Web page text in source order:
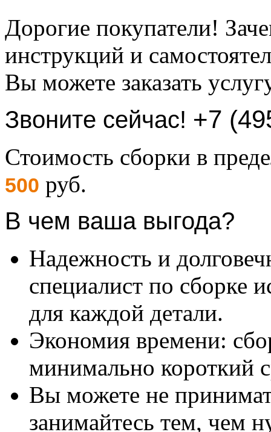
Дорогие покупатели!
инструкций и
Вы можете заказать
Звоните сейчас! +7
Стоимость сборки в
500 руб.
В чем ваша выгода?
Надежность и
специалист по сборке
для каждой детали.
Экономия времени:
минимально короткий
Вы можете не
занимайтесь тем, чем